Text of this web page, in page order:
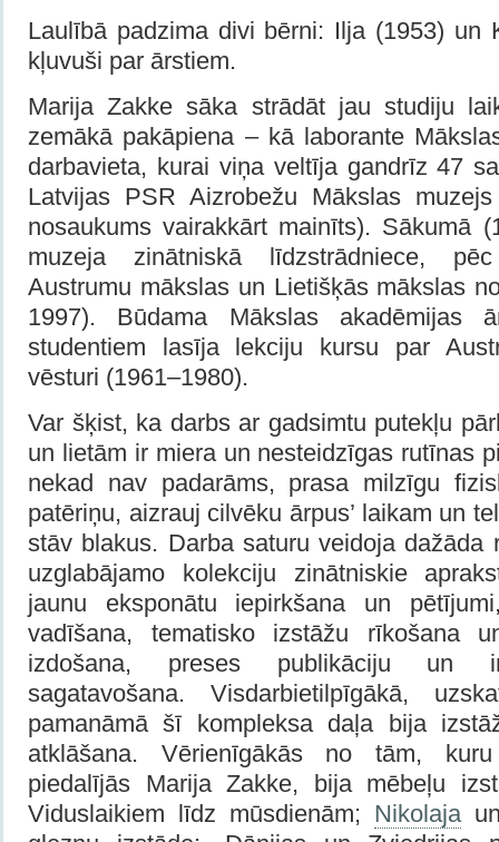
Laulībā padzima divi bērni: Ilja (1953) un
kļuvuši par ārstiem.
Marija Zakke sāka strādāt jau studiju
zemākā pakāpiena – kā laborante
darbavieta, kurai viņa veltīja gandrīz 47
Latvijas PSR Aizrobežu Mākslas
nosaukums vairakkārt mainīts). Sākumā
muzeja zinātniskā līdzstrādniece,
Austrumu mākslas un Lietišķās mākslas
1997). Būdama Mākslas akadēmijas
studentiem lasīja lekciju kursu par
vēsturi (1961–1980).
Var šķist, ka darbs ar gadsimtu putekļu
un lietām ir miera un nesteidzīgas rutīnas
nekad nav padarāms, prasa milzīgu
patēriņu, aizrauj cilvēku ārpus’ laikam un
stāv blakus. Darba saturu veidoja dažāda
uzglabājamo kolekciju zinātniskie
jaunu eksponātu iepirkšana un
vadīšana, tematisko izstāžu rīkošana
izdošana, preses publikāciju un
sagatavošana. Visdarbietilpīgākā,
pamanāmā šī kompleksa daļa bija
atklāšana. Vērienīgākās no tām,
piedalījās Marija Zakke, bija mēbeļu
Viduslaikiem līdz mūsdienām; Nikolaja